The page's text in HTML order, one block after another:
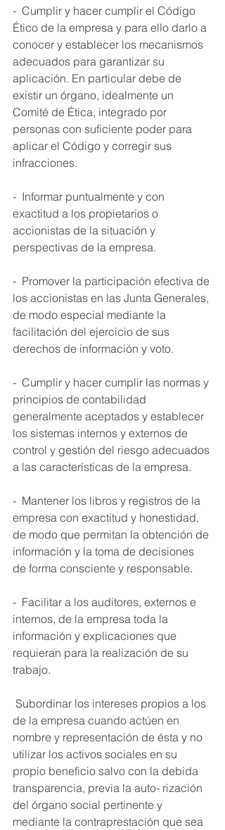
-  Cumplir y hacer cumplir el Código
Ético de la empresa y para ello darlo a
conocer y establecer los mecanismos
adecuados para garantizar su
aplicación. En particular debe de
existir un órgano, idealmente un
Comité de Ética, integrado por
personas con suficiente poder para
aplicar el Código y corregir sus
infracciones.
-  Informar puntualmente y con
exactitud a los propietarios o
accionistas de la situación y
perspectivas de la empresa.
-  Promover la participación efectiva de
los accionistas en las Junta Generales,
de modo especial mediante la
facilitación del ejercicio de sus
derechos de información y voto.
-  Cumplir y hacer cumplir las normas y
principios de contabilidad
generalmente aceptados y establecer
los sistemas internos y externos de
control y gestión del riesgo adecuados
a las características de la empresa.
-  Mantener los libros y registros de la
empresa con exactitud y honestidad,
de modo que permitan la obtención de
información y la toma de decisiones
de forma consciente y responsable.
-  Facilitar a los auditores, externos e
internos, de la empresa toda la
información y explicaciones que
requieran para la realización de su
trabajo.
de la empresa cuando actúen en
nombre y representación de ésta y no
utilizar los activos sociales en su
propio beneficio salvo con la debida
transparencia, previa la auto- rización
del órgano social pertinente y
mediante la contraprestación que sea